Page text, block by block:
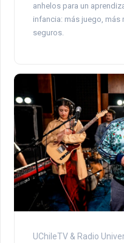
anhelos para un
infancia: más juego, más
seguros.
UChileTV & Radio